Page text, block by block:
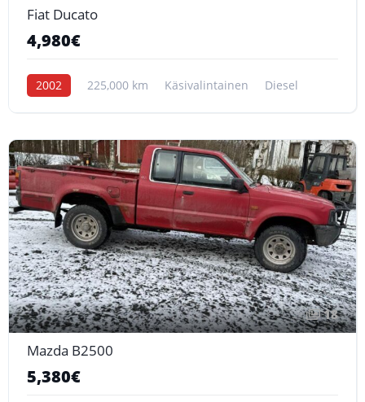
Fiat Ducato
4,980€
2002 225,000 km Käsivalintainen Diesel
18
Mazda B2500
5,380€